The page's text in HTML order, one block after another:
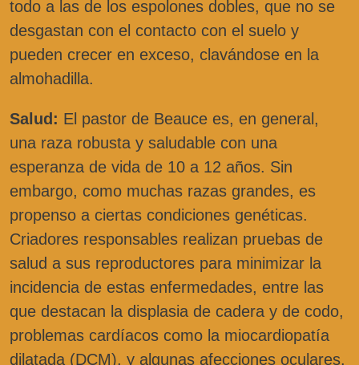
todo a las de los espolones dobles, que no se
desgastan con el contacto con el suelo y
pueden crecer en exceso, clavándose en la
almohadilla.
Salud: El pastor de Beauce es, en general,
una raza robusta y saludable con una
esperanza de vida de 10 a 12 años. Sin
embargo, como muchas razas grandes, es
propenso a ciertas condiciones genéticas.
Criadores responsables realizan pruebas de
salud a sus reproductores para minimizar la
incidencia de estas enfermedades, entre las
que destacan la displasia de cadera y de codo,
problemas cardíacos como la miocardiopatía
dilatada (DCM), y algunas afecciones oculares.